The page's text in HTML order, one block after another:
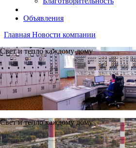
Объявления
Главная Новости компании
Свет и тепло каждому дому
Свет и тепло каждому дому
Новости